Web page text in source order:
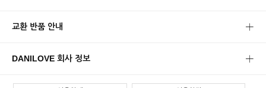
교환 반품 안내
DANILOVE 회사 정보